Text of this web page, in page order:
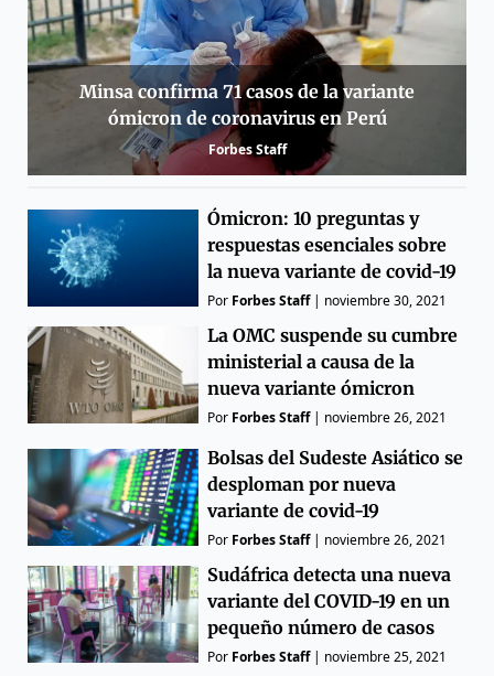
Minsa confirma 71 casos de la variante
ómicron de coronavirus en Perú
Forbes Staff
Ómicron: 10 preguntas y
respuestas esenciales sobre
la nueva variante de covid-19
Por Forbes Staff| noviembre 30, 2021
La OMC suspende su cumbre
ministerial a causa de la
nueva variante ómicron
Por Forbes Staff| noviembre 26, 2021
Bolsas del Sudeste Asiático se
desploman por nueva
variante de covid-19
Por Forbes Staff| noviembre 26, 2021
Sudáfrica detecta una nueva
variante del COVID-19 en un
pequeño número de casos
Por Forbes Staff| noviembre 25, 2021